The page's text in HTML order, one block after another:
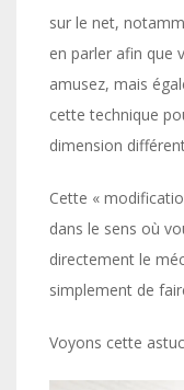
sur le net,
en parler afin que
amusez, mais
cette technique
dimension
Cette «
dans le sens où
directement le
simplement de
Voyons cette